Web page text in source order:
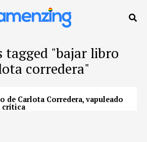
tagged "bajar libro
corredera"
de Carlota Corredera, vapuleado
crítica